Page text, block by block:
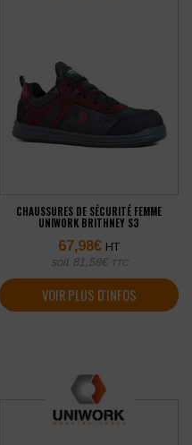
CHAUSSURES DE SÉCURITÉ FEMME
UNIWORK BRITHNEY S3
67,98€ HT
soit 81,58€ TTC
VOIR PLUS D'INFOS